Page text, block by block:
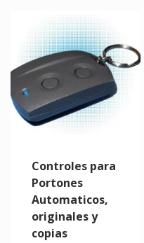
Controles para
Portones
Automaticos,
originales y
copias